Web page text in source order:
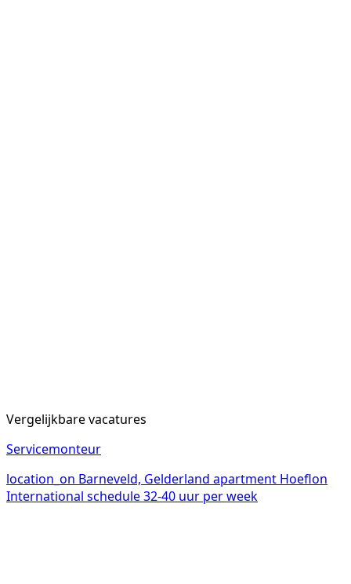
Vergelijkbare vacatures
Servicemonteur
location_on Barneveld, Gelderland apartment Hoeflon
International schedule32-40 uur per week